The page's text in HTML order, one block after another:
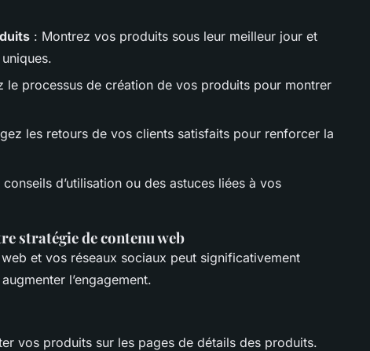
: Montrez vos produits sous leur meilleur jour et
le processus de création de vos produits pour montrer
les retours de vos clients satisfaits pour renforcer la
d’utilisation ou des astuces liées à vos
stratégie de contenu web
et vos réseaux sociaux peut significativement
l’engagement.
vos produits sur les pages de détails des produits.